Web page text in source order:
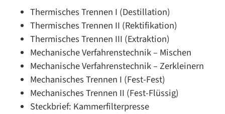
Thermisches Trennen I (Destillation)
Thermisches Trennen II (Rektifikation)
Thermisches Trennen III (Extraktion)
Mechanische Verfahrenstechnik – Mischen
Mechanische Verfahrenstechnik – Zerkleinern
Mechanisches Trennen I (Fest-Fest)
Mechanisches Trennen II (Fest-Flüssig)
Steckbrief: Kammerfilterpresse